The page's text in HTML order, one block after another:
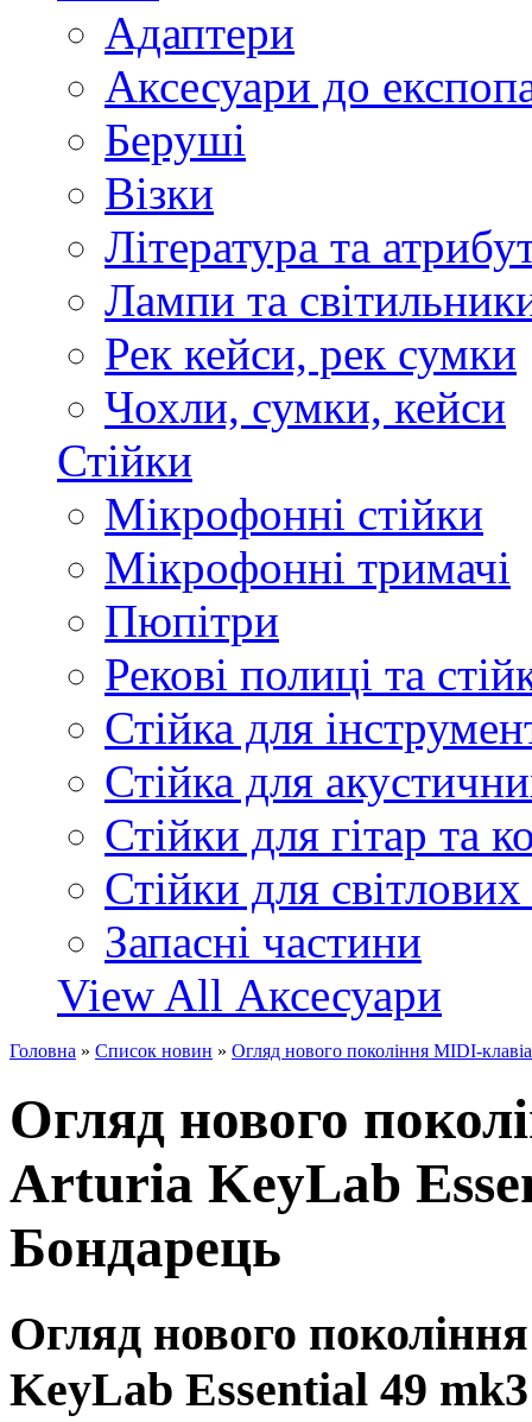
Адаптери
Аксесуари до
Беруші
Візки
Література та
Лампи та
Рек кейси, рек сумки
Чохли, сумки, кейси
Стійки
Мікрофонні стійки
Мікрофонні тримачі
Пюпітри
Рекові полиці та
Стійка для
Стійка для
Стійки для гітар та
Стійки для
Запасні частини
View All Аксесуари
Головна » Список новин » Огляд нового покоління MIDI-
Огляд нового
Arturia KeyLab
Бондарець
Огляд нового
KeyLab Essential 49 mk3